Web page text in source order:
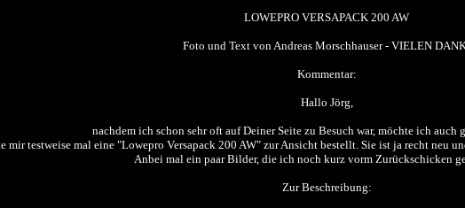
LOWEPRO VERSAPACK 200 AW
Foto und Text von Andreas Morschhauser - VIELEN
Kommentar:
Hallo Jörg,
nachdem ich schon sehr oft auf Deiner Seite zu Besuch war, möchte ich auch
mir testweise mal eine "Lowepro Versapack 200 AW" zur Ansicht bestellt. Sie ist ja recht neu
Anbei mal ein paar Bilder, die ich noch kurz vorm Zurückschicken
Zur Beschreibung: